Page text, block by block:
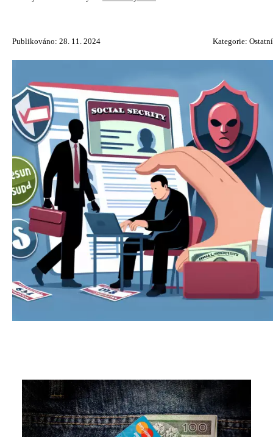
Publikováno: 28. 11. 2024 Kategorie: Ostatní